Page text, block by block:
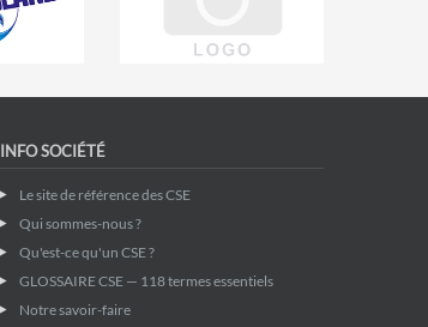
INFO SOCIÉTÉ
Le site de référence des CSE
Qui sommes-nous ?
Qu'est-ce qu'un CSE ?
GLOSSAIRE CSE — 118 termes essentiels
Notre savoir-faire